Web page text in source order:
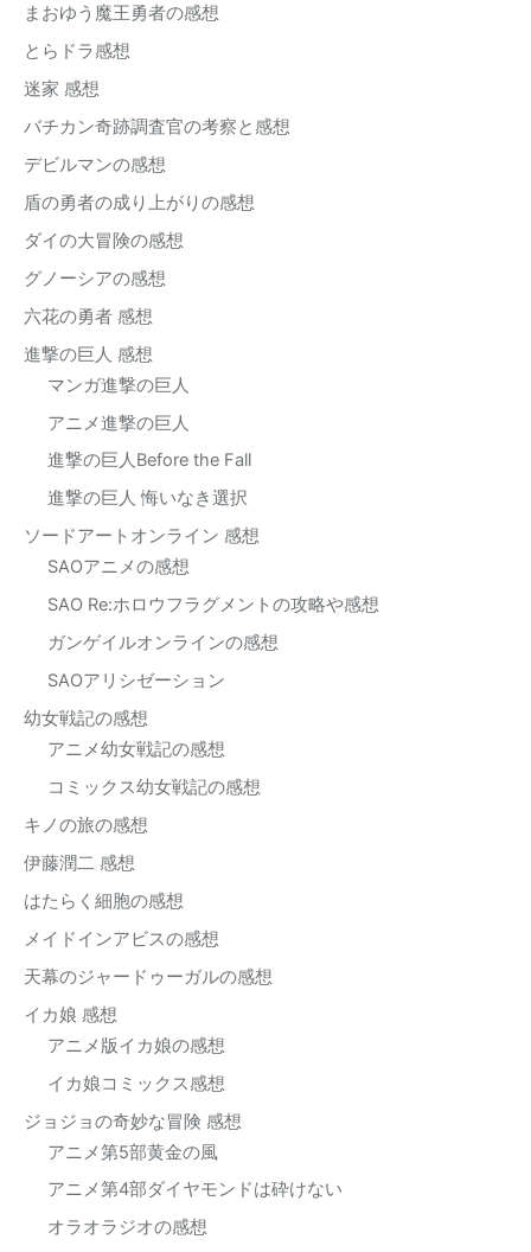
まおゆう魔王勇者の感想
とらドラ感想
迷家 感想
バチカン奇跡調査官の考察と感想
デビルマンの感想
盾の勇者の成り上がりの感想
ダイの大冒険の感想
グノーシアの感想
六花の勇者 感想
進撃の巨人 感想
マンガ進撃の巨人
アニメ進撃の巨人
進撃の巨人Before the Fall
進撃の巨人 悔いなき選択
ソードアートオンライン 感想
SAOアニメの感想
SAO Re:ホロウフラグメントの攻略や感想
ガンゲイルオンラインの感想
SAOアリシゼーション
幼女戦記の感想
アニメ幼女戦記の感想
コミックス幼女戦記の感想
キノの旅の感想
伊藤潤二 感想
はたらく細胞の感想
メイドインアビスの感想
天幕のジャードゥーガルの感想
イカ娘 感想
アニメ版イカ娘の感想
イカ娘コミックス感想
ジョジョの奇妙な冒険 感想
アニメ第5部黄金の風
アニメ第4部ダイヤモンドは砕けない
オラオラジオの感想